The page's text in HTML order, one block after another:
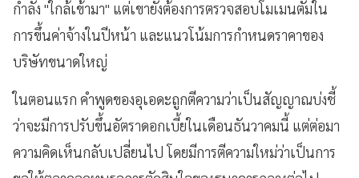
กำลัง "ใกล้เข้ามา" แต่เขายังต้องการตรวจสอบโมเมนตัมใน
การขึ้นค่าจ้างในปีหน้า และแนวโน้มการกำหนดราคาของ
บริษัทขนาดใหญ่
ในตอนแรก คำพูดของอุเอดะถูกตีความว่าเป็นสัญญาณบ่งชี้
ว่าจะมีการปรับขึ้นอัตราดอกเบี้ยในเดือนธันวาคมนี้ แต่ต่อมา
ความคิดเห็นกลับเปลี่ยนไป โดยมีการตีความใหม่ว่าเป็นการ